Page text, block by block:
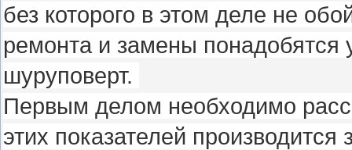
без которого в этом деле не
ремонта и замены
шуруповерт.
Первым делом необходимо
этих показателей производится